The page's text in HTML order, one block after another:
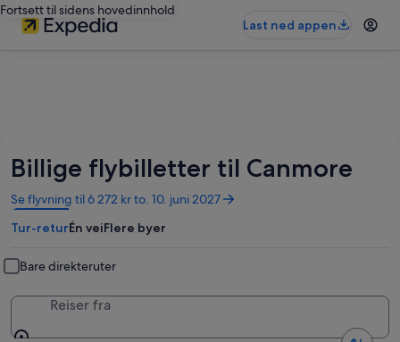
Fortsett til sidens hovedinnhold
Last ned appen
Billige flybilletter til Canmore
Se flyvning til 6 272 kr to. 10. juni 2027
Åpnes
et
vindu
Tur-returÉn veiFlere byer
Bare direkteruter
Reiser fra